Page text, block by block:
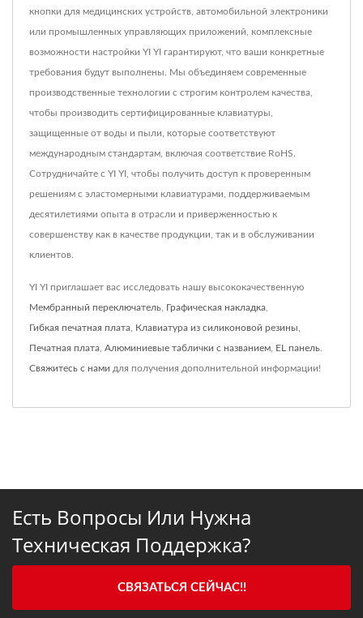
кнопки для медицинских устройств, автомобильной электроники
или промышленных управляющих приложений, комплексные
возможности настройки YI YI гарантируют, что ваши конкретные
требования будут выполнены. Мы объединяем современные
производственные технологии с строгим контролем качества,
чтобы производить сертифицированные клавиатуры,
защищенные от воды и пыли, которые соответствуют
международным стандартам, включая соответствие RoHS.
Сотрудничайте с YI YI, чтобы получить доступ к проверенным
решениям с эластомерными клавиатурами, поддерживаемым
десятилетиями опыта в отрасли и приверженностью к
совершенству как в качестве продукции, так и в обслуживании
клиентов.
YI YI приглашает вас исследовать нашу высококачественную
Мембранный переключатель Графическая накладка
Гибкая печатная плата Клавиатура из силиконовой резины
Печатная плата Алюминиевые таблички с названием EL панель
Свяжитесь с нами для получения дополнительной информации!
Есть Вопросы Или Нужна
Техническая Поддержка?
СВЯЗАТЬСЯ СЕЙЧАС!!